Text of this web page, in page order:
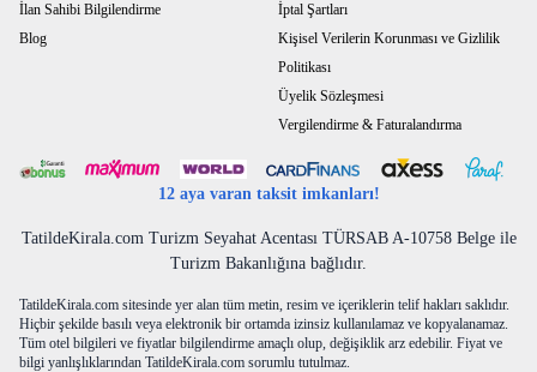
İlan Sahibi Bilgilendirme
Blog
İptal Şartları
Kişisel Verilerin Korunması ve Gizlilik
Politikası
Üyelik Sözleşmesi
Vergilendirme & Faturalandırma
12 aya varan taksit imkanları!
TatildeKirala.com Turizm Seyahat Acentası TÜRSAB A-10758 Belge ile
Turizm Bakanlığına bağlıdır.
TatildeKirala.com sitesinde yer alan tüm metin, resim ve içeriklerin telif hakları saklıdır.
Hiçbir şekilde basılı veya elektronik bir ortamda izinsiz kullanılamaz ve kopyalanamaz.
Tüm otel bilgileri ve fiyatlar bilgilendirme amaçlı olup, değişiklik arz edebilir. Fiyat ve
bilgi yanlışlıklarından TatildeKirala.com sorumlu tutulmaz.